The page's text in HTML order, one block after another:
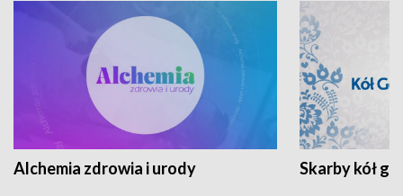
Alchemia zdrowia i urody Skarby kół